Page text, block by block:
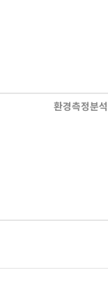
환경측정분